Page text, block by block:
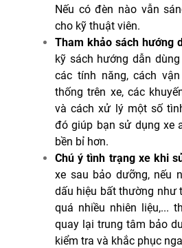
Nếu có đèn nào vẫn
cho kỹ thuật viên.
Tham khảo sách hướng
kỹ sách hướng dẫn
các tính năng, cách
thống trên xe, các
và cách xử lý một số
đó giúp bạn sử dụng xe
bền bỉ hơn.
Chú ý tình trạng xe khi
xe sau bảo dưỡng, nếu
dấu hiệu bất thường như
quá nhiều nhiên liệu,...
quay lại trung tâm bảo
kiểm tra và khắc phục